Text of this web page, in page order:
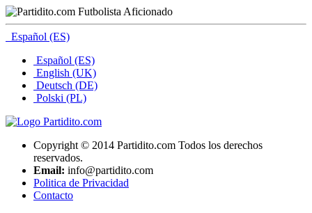
Español (ES)
Español (ES)
English (UK)
Deutsch (DE)
Polski (PL)
Copyright © 2014 Partidito.com Todos los derechos
reservados.
Email: info@partidito.com
Politica de Privacidad
Contacto